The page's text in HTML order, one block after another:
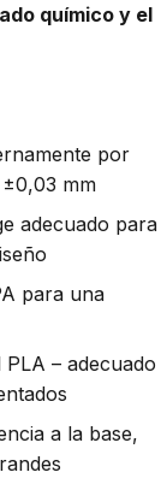
químico y el
por
mm
adecuado para
para una
– adecuado
a la base,